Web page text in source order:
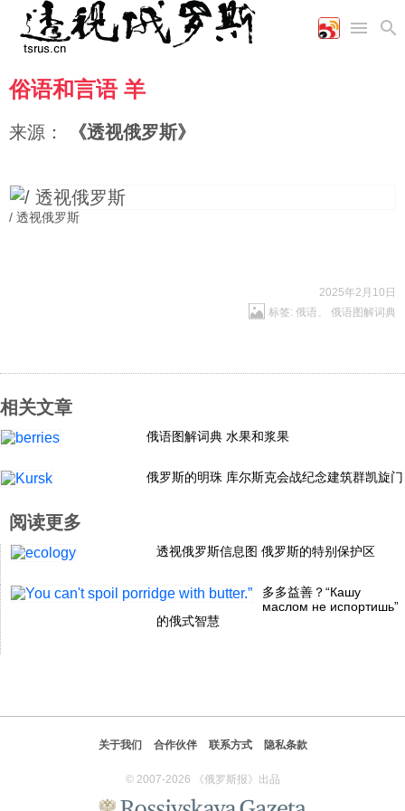
首页
国际
时政
空军
海军
经济
财经
商业
农业
科技
社会
文化
文艺
教育
历史
旅游
图片新闻
高清图片
图表
俗语和言语 羊
来源： 《透视俄罗斯》
/ 透视俄罗斯
2025年2月10日
标签: 俄语、 俄语图解词典
相关文章
俄语图解词典 水果和浆果
俄罗斯的明珠 库尔斯克会战纪念建筑群凯旋门
阅读更多
透视俄罗斯信息图 俄罗斯的特别保护区
多多益善？“Кашу
маслом не испортишь”
的俄式智慧
关于我们 合作伙伴 联系方式 隐私条款
© 2007-2026 《俄罗斯报》出品